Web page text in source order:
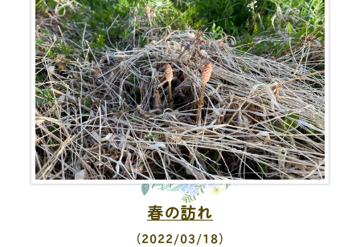
春の訪れ
（2022/03/18）